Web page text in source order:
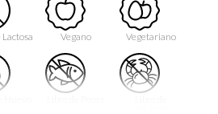
Lactosa Vegano Vegetariano